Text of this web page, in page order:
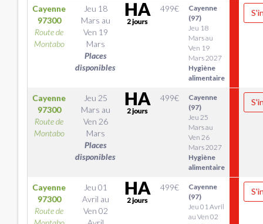
Cayenne
97300
Route de
Montabo
Jeu 18
Mars au
Ven 19
Mars
Places
disponibles
499€
Cayenne
(97)
Jeu 18
Mars au
Ven 19
Mars 2027
Hygiène
alimentaire
Cayenne
97300
Route de
Montabo
Jeu 25
Mars au
Ven 26
Mars
Places
disponibles
499€
Cayenne
(97)
Jeu 25
Mars au
Ven 26
Mars 2027
Hygiène
alimentaire
Cayenne
97300
Route de
Jeu 01
Avril au
Ven 02
499€
Cayenne
(97)
Jeu 01 Avril
au Ven 02